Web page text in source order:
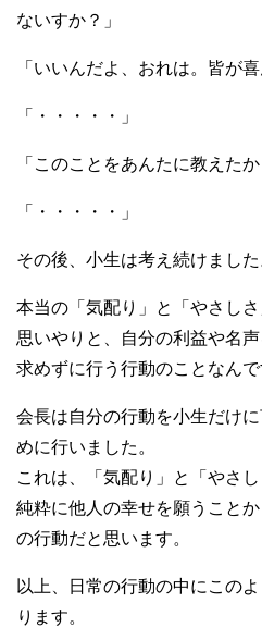
ないすか？」
「いいんだよ、おれは。皆が
「・・・・・」
「このことをあんたに教えた
「・・・・・」
その後、小生は考え続けました
本当の「気配り」と「やさし
思いやりと、自分の利益や名声
求めずに行う行動のことなんで
会長は自分の行動を小生だけ
めに行いました。
これは、「気配り」と「やさ
純粋に他人の幸せを願うことか
の行動だと思います。
以上、日常の行動の中にこの
ります。